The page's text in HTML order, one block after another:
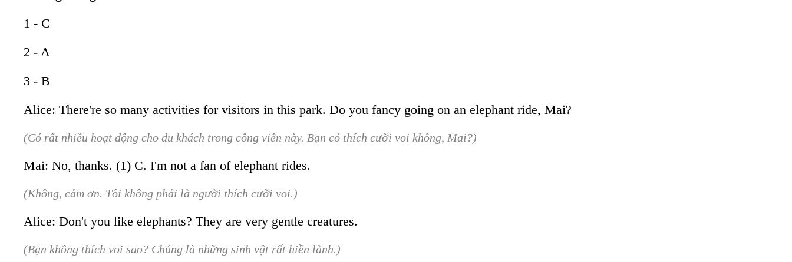
1 - C
2 - A
3 - B
Alice: There're so many activities for visitors in this park. Do you fancy going on an elephant ride, Mai?
(Có rất nhiều hoạt động cho du khách trong công viên này. Bạn có thích cưỡi voi không, Mai?)
Mai: No, thanks. (1) C. I'm not a fan of elephant rides.
(Không, cảm ơn. Tôi không phải là người thích cưỡi voi.)
Alice: Don't you like elephants? They are very gentle creatures.
(Bạn không thích voi sao? Chúng là những sinh vật rất hiền lành.)